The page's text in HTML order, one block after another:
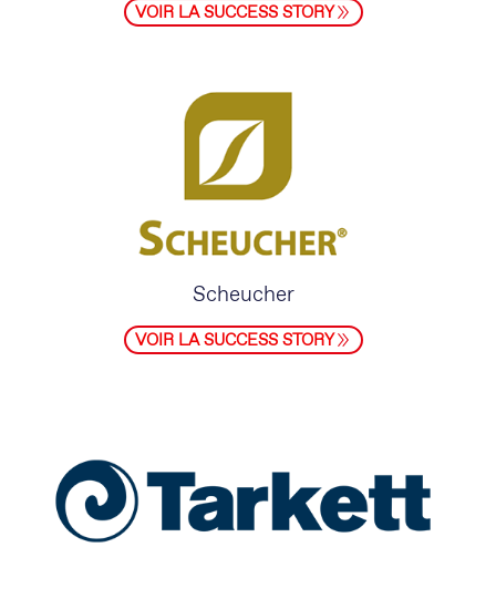
VOIR LA SUCCESS STORY
Scheucher
VOIR LA SUCCESS STORY